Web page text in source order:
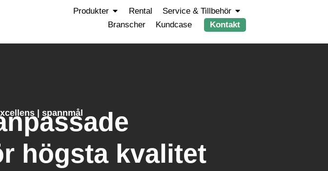
Produkter Rental
Service & Tillbehör
Branscher
Kundcase Kontakt
| spannmål
högsta kvalitet